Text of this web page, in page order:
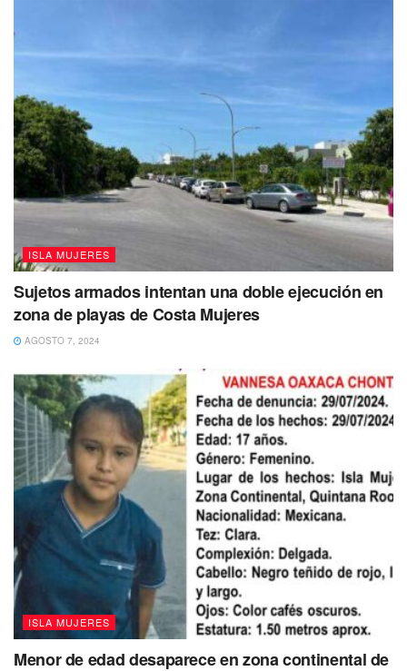
Esta condición sin embargo por ahora, no reporta algún
impacto o afectación a la actividad turística, ni tampoco
cancelaciones, según revelan los mismos sectores
hoteleros de la entidad.
Puedes volver a Leer
ISLA MUJERES
Sujetos armados intentan una doble ejecución en
zona de playas de Costa Mujeres
AGOSTO 7, 2024
ISLA MUJERES
Menor de edad desaparece en zona continental de